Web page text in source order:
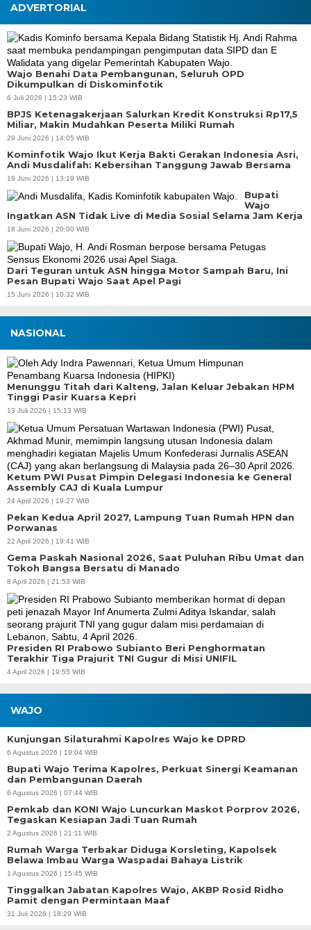
ADVERTORIAL
Wajo Benahi Data Pembangunan, Seluruh OPD
Dikumpulkan di Diskominfotik
6 Juli 2026 | 15:23 WIB
BPJS Ketenagakerjaan Salurkan Kredit Konstruksi Rp17,5
Miliar, Makin Mudahkan Peserta Miliki Rumah
29 Juni 2026 | 14:05 WIB
Kominfotik Wajo Ikut Kerja Bakti Gerakan Indonesia Asri,
Andi Musdalifah: Kebersihan Tanggung Jawab Bersama
19 Juni 2026 | 13:19 WIB
Bupati
Wajo
Ingatkan ASN Tidak Live di Media Sosial Selama Jam Kerja
18 Juni 2026 | 20:00 WIB
Dari Teguran untuk ASN hingga Motor Sampah Baru, Ini
Pesan Bupati Wajo Saat Apel Pagi
15 Juni 2026 | 10:32 WIB
NASIONAL
Menunggu Titah dari Kalteng, Jalan Keluar Jebakan HPM
Tinggi Pasir Kuarsa Kepri
13 Juli 2026 | 15:13 WIB
Ketum PWI Pusat Pimpin Delegasi Indonesia ke General
Assembly CAJ di Kuala Lumpur
24 April 2026 | 19:27 WIB
Pekan Kedua April 2027, Lampung Tuan Rumah HPN dan
Porwanas
22 April 2026 | 19:41 WIB
Gema Paskah Nasional 2026, Saat Puluhan Ribu Umat dan
Tokoh Bangsa Bersatu di Manado
8 April 2026 | 21:53 WIB
Presiden RI Prabowo Subianto Beri Penghormatan
Terakhir Tiga Prajurit TNI Gugur di Misi UNIFIL
4 April 2026 | 19:55 WIB
WAJO
Kunjungan Silaturahmi Kapolres Wajo ke DPRD
6 Agustus 2026 | 19:04 WIB
Bupati Wajo Terima Kapolres, Perkuat Sinergi Keamanan
dan Pembangunan Daerah
6 Agustus 2026 | 07:44 WIB
Pemkab dan KONI Wajo Luncurkan Maskot Porprov 2026,
Tegaskan Kesiapan Jadi Tuan Rumah
2 Agustus 2026 | 21:11 WIB
Rumah Warga Terbakar Diduga Korsleting, Kapolsek
Belawa Imbau Warga Waspadai Bahaya Listrik
1 Agustus 2026 | 15:45 WIB
Tinggalkan Jabatan Kapolres Wajo, AKBP Rosid Ridho
Pamit dengan Permintaan Maaf
31 Juli 2026 | 18:29 WIB